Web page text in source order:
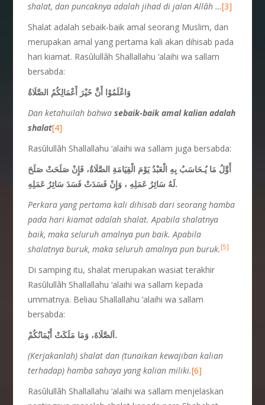
shalat, dan puncaknya adalah jihad di jalan Allâh …[3]
Shalat adalah sebaik-baik amal seorang Muslim, dan
merupakan amal yang pertama kali akan dihisab pada
hari kiamat. Rasûlullâh Shallallahu ‘alaihi wa sallam
bersabda:
وَاعْلَمُوْا أَنَّ خَيْرَ أَعْمَالِكُمُ الصَّلَاةُ
Dan ketahuilah bahwasebaik-baikamal kalian adalah
shalat[4]
Rasûlullâh Shallallahu ‘alaihi wa sallam juga bersabda:
أَوَّلُ مَا يُـحَاسَبُ بِهِ الْعَبْدُ يَوْمَ الْقِيَامَةِ الصَّلَاةُ، فَإِنْ صَلَحَتْ صَلَحَ
لَهُ سَائِرُ عَمَلِهِ ، وَإِنْ فَسَدَتْ فَسَدَ سَائِرُ عَمَلِهِ.
Perkara yang pertama kali dihisab dari seoranghamba
pada hari kiamat adalah shalat. Apabilashalatnya
baik, maka seluruh amalnya pun baik. Apabila
shalatnya buruk, maka seluruh amalnyapun buruk. [5]
Di samping itu, shalat merupakan wasiat terakhir
Rasûlullâh Shallallahu ‘alaihi wa sallam kepada
ummatnya. Beliau Shallallahu ‘alaihi wa sallam
bersabda:
اَلصَّلَاةَ، وَمَا مَلَكَتْ أَيْمَانُكُمْ.
(Kerjakanlah) shalat dan (tunaikan kewajiban kalian
terhadap) hamba sahaya yang kalian miliki.[6]
Rasûlullâh Shallallahu ‘alaihi wa sallam menjelaskan